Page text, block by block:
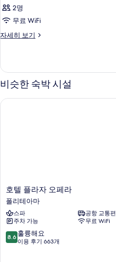
2명
무료 WiFi
자세히 보기
객
히
보
기
비슷한 숙박 시설
호
텔
플
라
자
오
페
호텔 플라자 오페라
폴리테아마
스파
공항 교통편
주차 가능
무료 WiFi
10
점
8.6 훌륭해요
이용 후기 663개
호텔 플라자 오페라